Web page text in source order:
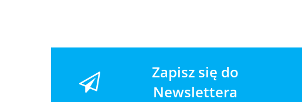
Zapisz się do
Newslettera